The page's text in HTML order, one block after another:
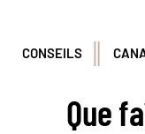
CONSEILS
Que